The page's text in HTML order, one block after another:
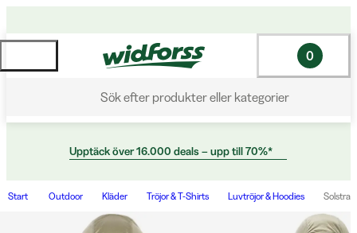
Sök efter produkter eller kategorier
0
Upptäck över 16.000 deals – upp till 70%*
Start Outdoor Kläder Tröjor & T-Shirts Luvtröjor & Hoodies